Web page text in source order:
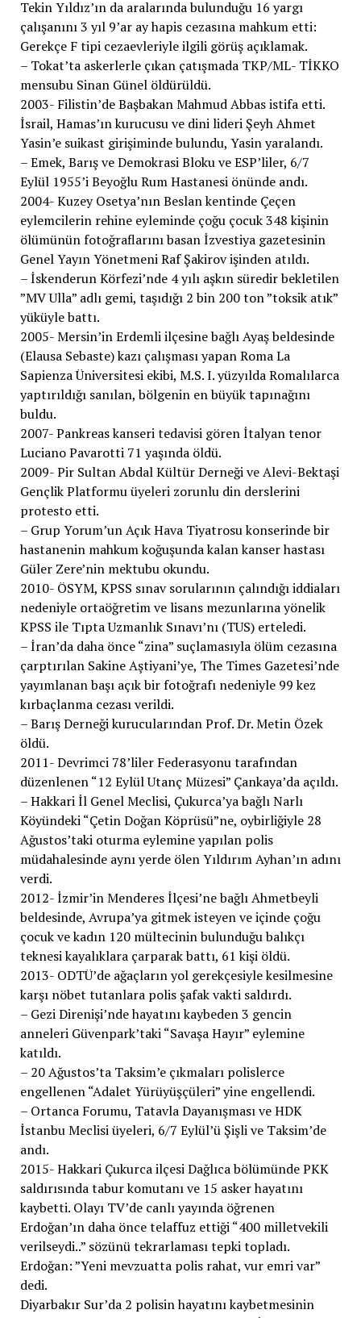
Tekin Yıldız’ın da aralarında bulunduğu 16 yargı
çalışanını 3 yıl 9’ar ay hapis cezasına mahkum etti:
Gerekçe F tipi cezaevleriyle ilgili görüş açıklamak.
– Tokat’ta askerlerle çıkan çatışmada TKP/ML- TİKKO
mensubu Sinan Günel öldürüldü.
2003- Filistin’de Başbakan Mahmud Abbas istifa etti.
İsrail, Hamas’ın kurucusu ve dini lideri Şeyh Ahmet
Yasin’e suikast girişiminde bulundu, Yasin yaralandı.
– Emek, Barış ve Demokrasi Bloku ve ESP’liler, 6/7
Eylül 1955’i Beyoğlu Rum Hastanesi önünde andı.
2004- Kuzey Osetya’nın Beslan kentinde Çeçen
eylemcilerin rehine eyleminde çoğu çocuk 348 kişinin
ölümünün fotoğraflarını basan İzvestiya gazetesinin
Genel Yayın Yönetmeni Raf Şakirov işinden atıldı.
– İskenderun Körfezi’nde 4 yılı aşkın süredir bekletilen
”MV Ulla” adlı gemi, taşıdığı 2 bin 200 ton ”toksik atık”
yüküyle battı.
2005- Mersin’in Erdemli ilçesine bağlı Ayaş beldesinde
(Elausa Sebaste) kazı çalışması yapan Roma La
Sapienza Üniversitesi ekibi, M.S. I. yüzyılda Romalılarca
yaptırıldığı sanılan, bölgenin en büyük tapınağını
buldu.
2007- Pankreas kanseri tedavisi gören İtalyan tenor
Luciano Pavarotti 71 yaşında öldü.
2009- Pir Sultan Abdal Kültür Derneği ve Alevi-Bektaşi
Gençlik Platformu üyeleri zorunlu din derslerini
protesto etti.
– Grup Yorum’un Açık Hava Tiyatrosu konserinde bir
hastanenin mahkum koğuşunda kalan kanser hastası
Güler Zere’nin mektubu okundu.
2010- ÖSYM, KPSS sınav sorularının çalındığı iddiaları
nedeniyle ortaöğretim ve lisans mezunlarına yönelik
KPSS ile Tıpta Uzmanlık Sınavı’nı (TUS) erteledi.
– İran’da daha önce “zina” suçlamasıyla ölüm cezasına
çarptırılan Sakine Aştiyani’ye, The Times Gazetesi’nde
yayımlanan başı açık bir fotoğrafı nedeniyle 99 kez
kırbaçlanma cezası verildi.
– Barış Derneği kurucularından Prof. Dr. Metin Özek
öldü.
2011- Devrimci 78’liler Federasyonu tarafından
düzenlenen “12 Eylül Utanç Müzesi” Çankaya’da açıldı.
– Hakkari İl Genel Meclisi, Çukurca’ya bağlı Narlı
Köyündeki “Çetin Doğan Köprüsü”ne, oybirliğiyle 28
Ağustos’taki oturma eylemine yapılan polis
müdahalesinde aynı yerde ölen Yıldırım Ayhan’ın adını
verdi.
2012- İzmir’in Menderes İlçesi’ne bağlı Ahmetbeyli
beldesinde, Avrupa’ya gitmek isteyen ve içinde çoğu
çocuk ve kadın 120 mültecinin bulunduğu balıkçı
teknesi kayalıklara çarparak battı, 61 kişi öldü.
2013- ODTÜ’de ağaçların yol gerekçesiyle kesilmesine
karşı nöbet tutanlara polis şafak vakti saldırdı.
– Gezi Direnişi’nde hayatını kaybeden 3 gencin
anneleri Güvenpark’taki “Savaşa Hayır” eylemine
katıldı.
– 20 Ağustos’ta Taksim’e çıkmaları polislerce
engellenen “Adalet Yürüyüşçüleri” yine engellendi.
– Ortanca Forumu, Tatavla Dayanışması ve HDK
İstanbu Meclisi üyeleri, 6/7 Eylül’ü Şişli ve Taksim’de
andı.
2015- Hakkari Çukurca ilçesi Dağlıca bölümünde PKK
saldırısında tabur komutanı ve 15 asker hayatını
kaybetti. Olayı TV’de canlı yayında öğrenen
Erdoğan’ın daha önce telaffuz ettiği “400 milletvekili
verilseydi..” sözünü tekrarlaması tepki topladı.
Erdoğan: ”Yeni mevzuatta polis rahat, vur emri var”
dedi.
Diyarbakır Sur’da 2 polisin hayatını kaybetmesinin